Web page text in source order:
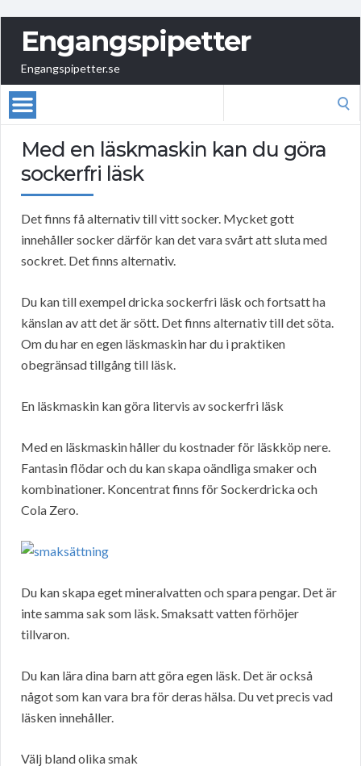
Engangspipetter
Engangspipetter.se
Med en läskmaskin kan du göra
sockerfri läsk
Det finns få alternativ till vitt socker. Mycket gott
innehåller socker därför kan det vara svårt att sluta med
sockret. Det finns alternativ.
Du kan till exempel dricka sockerfri läsk och fortsatt ha
känslan av att det är sött. Det finns alternativ till det söta.
Om du har en egen läskmaskin har du i praktiken
obegränsad tillgång till läsk.
En läskmaskin kan göra litervis av sockerfri läsk
Med en läskmaskin håller du kostnader för läskköp nere.
Fantasin flödar och du kan skapa oändliga smaker och
kombinationer. Koncentrat finns för Sockerdricka och
Cola Zero.
Du kan skapa eget mineralvatten och spara pengar. Det är
inte samma sak som läsk. Smaksatt vatten förhöjer
tillvaron.
Du kan lära dina barn att göra egen läsk. Det är också
något som kan vara bra för deras hälsa. Du vet precis vad
läsken innehåller.
Välj bland olika smak